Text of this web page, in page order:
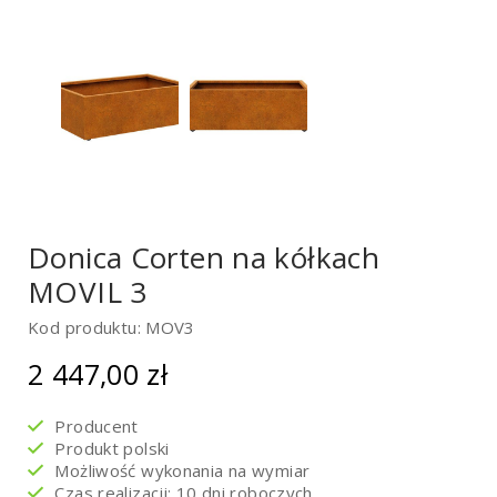
Donica Corten na kółkach
MOVIL 3
Kod produktu: MOV3
2 447,00 zł
Producent
Produkt polski
Możliwość wykonania na wymiar
Czas realizacji: 10 dni roboczych